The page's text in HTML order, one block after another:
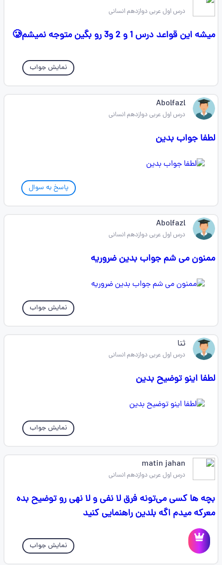
درس اول عربی دوازدهم انسانی
میشه این قواعد درس 1 و 2 و3 رو بگین متوجه نمیشم🥲
نمایش جواب
Abolfazl
درس اول عربی دوازدهم انسانی
لطفا جواب بدین
پاسخ به سوال
Abolfazl
درس اول عربی دوازدهم انسانی
ممنون می شم جواب بدین ضروریه
نمایش جواب
ثنا‌‌
درس اول عربی دوازدهم انسانی
لطفا اینو توضیح بدین
نمایش جواب
matin jahan
درس اول عربی دوازدهم انسانی
بچه ها کسی می‌تونه فرق لا نفی و لا نهی رو توضیح بده
معرکه میدم اگه بلدین راهنمایی کنید
نمایش جواب